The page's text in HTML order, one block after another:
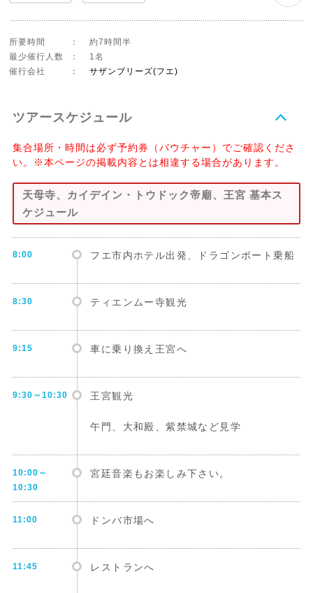
所要時間 ：
約7時間半
最少催行人数
：
1名
催行会社
： サザンブリーズ(フエ)
ツアースケジュール
集合場所・時間は必ず予約券（バウチャー）でご確認くださ
い。※本ページの掲載内容とは相違する場合があります。
天母寺、カイデイン・トウドック帝廟、王宮 基本ス
ケジュール
8:00 フエ市内ホテル出発、ドラゴンボート乗船
8:30 ティエンムー寺観光
9:15 車に乗り換え王宮へ
9:30～10:30 王宮観光
午門、大和殿、紫禁城など見学
10:00～
10:30
宮廷音楽もお楽しみ下さい。
11:00 ドンバ市場へ
11:45 レストランへ